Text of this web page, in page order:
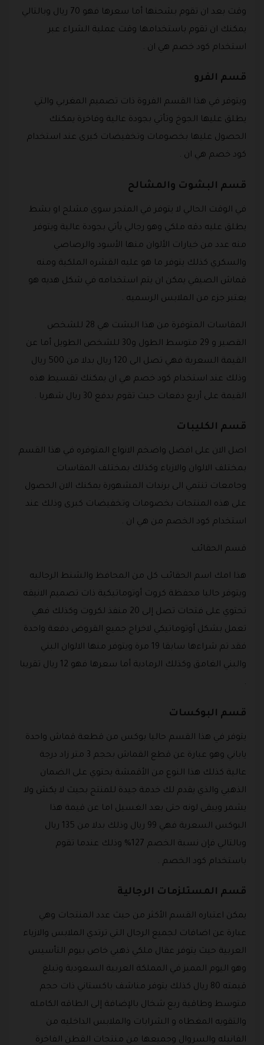
وقت بعد ان تقوم بشحنها أما سعرها فهو 70 ريال وبالتالي
يمكنك ان تقوم باستخدامها وقت عملية الشراء عبر
استخدام كود خصم هي ان .
قسم الفرو
ويتوفر في هذا القسم الفروة ذات تصميم المغربي والتي
يطلق عليها الجوخ وتأتي بجودة عالية وفاخرة يمكنك
الحصول عليها بخصومات وتخفيضات كبرى عند استخدام
كود خصم هي ان .
قسم البشوت والمشالح
في الوقت الحالي لا يتوفر في المتجر سوى مشلح او بشط
يطلق عليه دقه ملكي وهو رجالي يأتي بجودة عالية ويتوفر
منه عدد من خيارات الألوان منها الأسود والرصاصي
والسكري كذلك يتوفر ما هو عليه القشره الملكية ومنه
قماش الصيفي يمكن ان يتم استخدامه في شكل هديه هو
يعتبر جزء من الملابس الرسميه .
المقاسات المتوفرة من هذا البشت هي 28 للشخص
القصير و 29 متوسط الطول و30 للشخص الطويل أما عن
القيمة السعرية فهي تصل الى 120 ريال بدلا من 500 ريال
وذلك عند استخدام كود خصم هي ان يمكنك تقسيط هذه
القيمة على أربع دفعات حيث تقوم بدفع 30 ريال شهريا .
قسم الكليبات
اصل الان على افضل واضخم الانواع المتوفره في هذا القسم
بمختلف الالوان والازياء وكذلك بمختلف المقاسات
وجامعات تنتمي الى برندات المشهورة يمكنك الان الحصول
على هذه المنتجات بخصومات وتخفيضات كبرى وذلك عند
استخدام كود الخصم من هي ان .
قسم الحقائب
هذا امك اسم الحقائب كل من المحافظ والشنط الرجاليه
ويتوفر حاليا محفظة كروت أوتوماتيكية ذات تصميم الانيقه
تحتوي على فتحات تصل إلى 20 منفذ لكروت وكذلك فهي
تعمل بشكل أوتوماتيكي لاخراج جميع القروض دفعة واحدة
فقد تم شراءها سابقا 19 مرة ويتوفر منها الالوان البني
والبني الغامق وكذلك الرمادية أما سعرها فهو 12 ريال تقريبا
.
قسم البوكسات
يتوفر في هذا القسم حاليا بوكس من قطعة قماش واحدة
ياباني وهو عبارة عن قطع القماش بحجم 3 متر زاد درجة
عالية كذلك هذا النوع من الأقمشة يحتوي على الضمان
الذهبي والذي يقدم لك خدمة جيدة للمنتج بحيث لا يكش ولا
يشمر ويبقى لونه حتى بعد الغسيل اما عن قيمة هذا
البوكس السعرية فهي 99 ريال وذلك بدلا من 135 ريال
وبالتالي فإن نسبة الخصم 127% وذلك عندما تقوم
باستخدام كود الخصم .
قسم المستلزمات الرجالية
يمكن اعتباره القسم الأكثر من حيث عدد المنتجات وهي
عبارة عن اضافات لجميع الرجال التي ترتدي الملابس والازياء
العربية حيث يتوفر عقال ملكي ذهبي خاص بيوم التأسيس
وهو اليوم المميز في المملكة العربية السعودية وتبلغ
قيمته 80 ريال كذلك يتوفر مناشف باكستاني ذات حجم
متوسط وطاقية ربع شخال بالإضافة إلى الطاقه الكامله
والتقويه المغطاه و الشرابات والملابس الداخليه من
الفانيله والسروال وجميعها من منتجات القطن الفاخرة